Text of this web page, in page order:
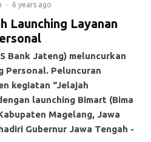
· 6 years ago
Launching Layanan
Bank Jateng) meluncurkan
Personal. Peluncuran
kegiatan “Jelajah
launching Bimart (Bima
Magelang, Jawa
Gubernur Jawa Tengah -